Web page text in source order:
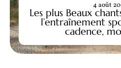
Les plus Beaux
l’entraînement
cadence,
4 août